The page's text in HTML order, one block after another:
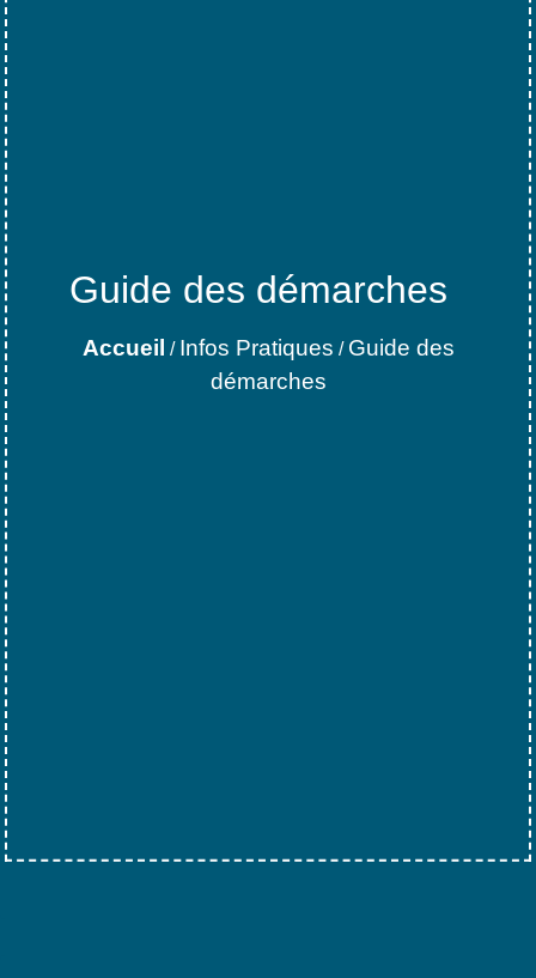
Guide des démarches
Accueil / Infos Pratiques / Guide des
démarches